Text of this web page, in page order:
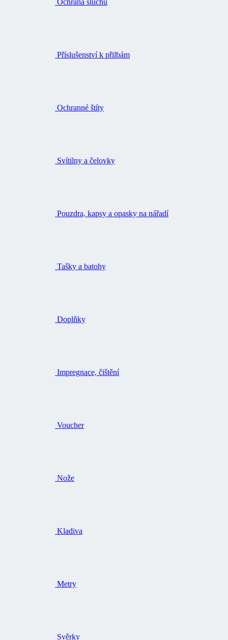
Ochrana sluchu
Příslušenství k přilbám
Ochranné štíty
Svítilny a čelovky
Pouzdra, kapsy a opasky na nářadí
Tašky a batohy
Doplňky
Impregnace, čištění
Voucher
Nože
Kladiva
Metry
Svěrky